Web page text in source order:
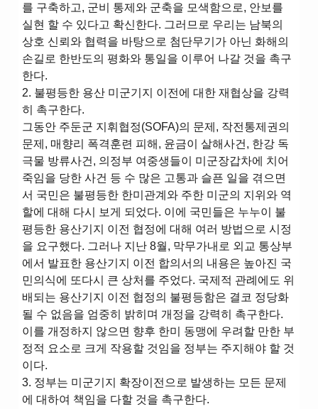
를 구축하고, 군비 통제와 군축을 모색함으로, 안보를
실현 할 수 있다고 확신한다. 그러므로 우리는 남북의
상호 신뢰와 협력을 바탕으로 첨단무기가 아닌 화해의
손길로 한반도의 평화와 통일을 이루어 나갈 것을 촉구
한다.
2. 불평등한 용산 미군기지 이전에 대한 재협상을 강력
히 촉구한다.
그동안 주둔군 지휘협정(SOFA)의 문제, 작전통제권의
문제, 매향리 폭격훈련 피해, 윤금이 살해사건, 한강 독
극물 방류사건, 의정부 여중생들이 미군장갑차에 치어
죽임을 당한 사건 등 수 많은 고통과 슬픈 일을 겪으면
서 국민은 불평등한 한미관계와 주한 미군의 지위와 역
할에 대해 다시 보게 되었다. 이에 국민들은 누누이 불
평등한 용산기지 이전 협정에 대해 여러 방법으로 시정
을 요구했다. 그러나 지난 8월, 막무가내로 외교 통상부
에서 발표한 용산기지 이전 합의서의 내용은 높아진 국
민의식에 또다시 큰 상처를 주었다. 국제적 관례에도 위
배되는 용산기지 이전 협정의 불평등함은 결코 정당화
될 수 없음을 엄중히 밝히며 개정을 강력히 촉구한다.
이를 개정하지 않으면 향후 한미 동맹에 우려할 만한 부
정적 요소로 크게 작용할 것임을 정부는 주지해야 할 것
이다.
3. 정부는 미군기지 확장이전으로 발생하는 모든 문제
에 대하여 책임을 다할 것을 촉구한다.